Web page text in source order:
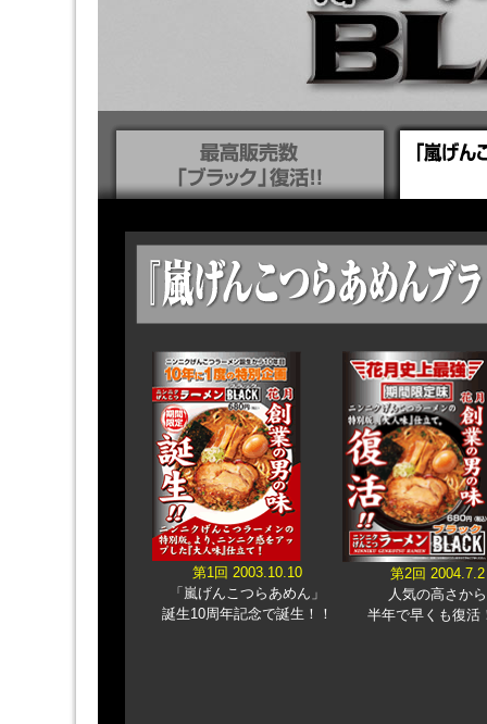
第1回 2003.10.10
「嵐げんこつらあめん」
誕生10周年記念で誕生！！
第2回 2004.7.2
人気の高さから
半年で早くも復活